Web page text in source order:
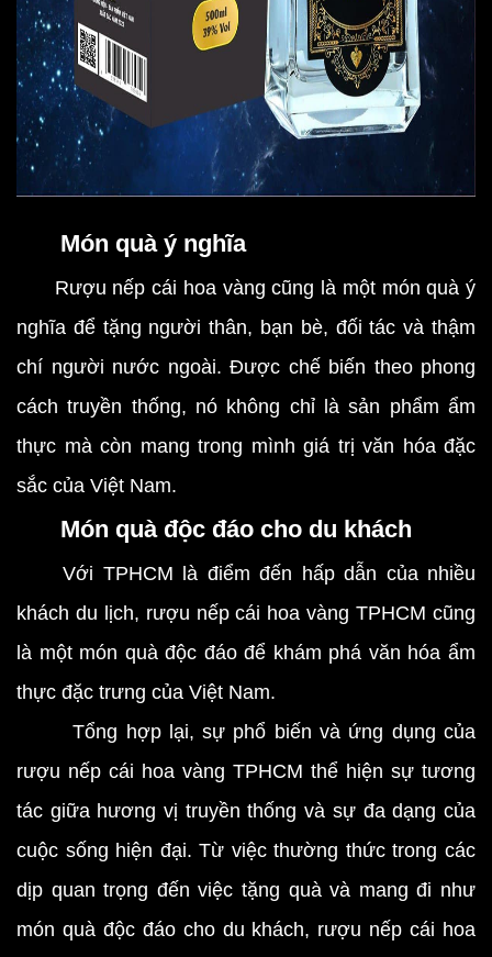
Món quà ý nghĩa
Rượu nếp cái hoa vàng cũng là một món quà ý
nghĩa để tặng người thân, bạn bè, đối tác và thậm
chí người nước ngoài. Được chế biến theo phong
cách truyền thống, nó không chỉ là sản phẩm ẩm
thực mà còn mang trong mình giá trị văn hóa đặc
sắc của Việt Nam.
Món quà độc đáo cho du khách
Với TPHCM là điểm đến hấp dẫn của nhiều
khách du lịch, rượu nếp cái hoa vàng TPHCM cũng
là một món quà độc đáo để khám phá văn hóa ẩm
thực đặc trưng của Việt Nam.
Tổng hợp lại, sự phổ biến và ứng dụng của
rượu nếp cái hoa vàng TPHCM thể hiện sự tương
tác giữa hương vị truyền thống và sự đa dạng của
cuộc sống hiện đại. Từ việc thường thức trong các
dịp quan trọng đến việc tặng quà và mang đi như
món quà độc đáo cho du khách, rượu nếp cái hoa